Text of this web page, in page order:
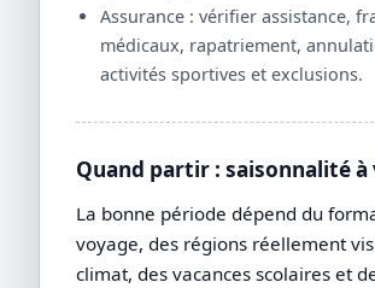
Assurance : vérifier assistance,
médicaux, rapatriement,
activités sportives et exclusions.
Quand partir : saisonnalité
La bonne période dépend du
voyage, des régions réellement
climat, des vacances scolaires et